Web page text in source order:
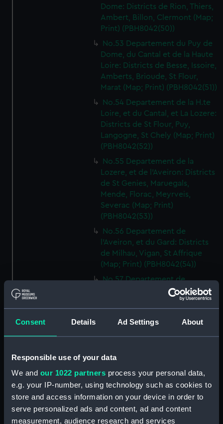
Consent Details Ad Settings About
Responsible use of your data
We and our 1022 partners process your personal data,
e.g. your IP-number, using technology such as cookies to
store and access information on your device in order to
serve personalized ads and content, ad and content
measurement, audience research and services
Dome: Districts de Rion, Thiers,
Ambert, Billon, Clermont (Map;
Print) (PBH8042(50))
No.53 Departement du Puy de
Dome, du Cantal et de la Haute
Loire: Districts de Besse, Issoire,
Amberts, Brioude, St Flour,
Marat (Map; Print) (PBH8042(51))
No.54 Departement de la H.te
Loire, et du Cantal, et La Lozere:
Districts de St Flour, Puy,
Langogne, St Chely (Map; Print)
(PBH8042(52))
No.55 Departement de la
Lozere, et de l'Aveiron: Districts
de St Genies, Maruegals,
Mende, Florac, Meyrveis,
Severac (Map; Print)
(PBH8042(53))
No.56 Departement de
l'Aveiron, et du Gard: Districts
de Milhau, Vigan, St Affrique
(Map; Print) (PBH8042(54))
No.57 Departement de
l'Herault: Districts de Lodeve,
Bezier, St Pons (Map; Print)
No.58 Departement de l'Aude:
District de Narbonne (Map;
Pyrenees Orientales: District de
Perpignan, Ceret (Map; Print)
(PBH8042(57))
No.60 Departement de Seine